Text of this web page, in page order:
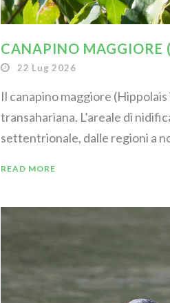
CANAPINO MAGGIORE
22 Lug 2026
Il canapino maggiore
transahariana. L’areale di
settentrionale, dalle regioni a
READ MORE